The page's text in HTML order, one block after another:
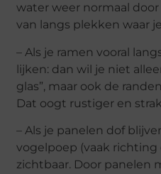
water weer normaal
van langs plekken waar
– Als je ramen vooral
lijken: dan wil je niet
glas”, maar ook de
Dat oogt rustiger en
– Als je panelen dof
vogelpoep (vaak richting
zichtbaar. Door panelen